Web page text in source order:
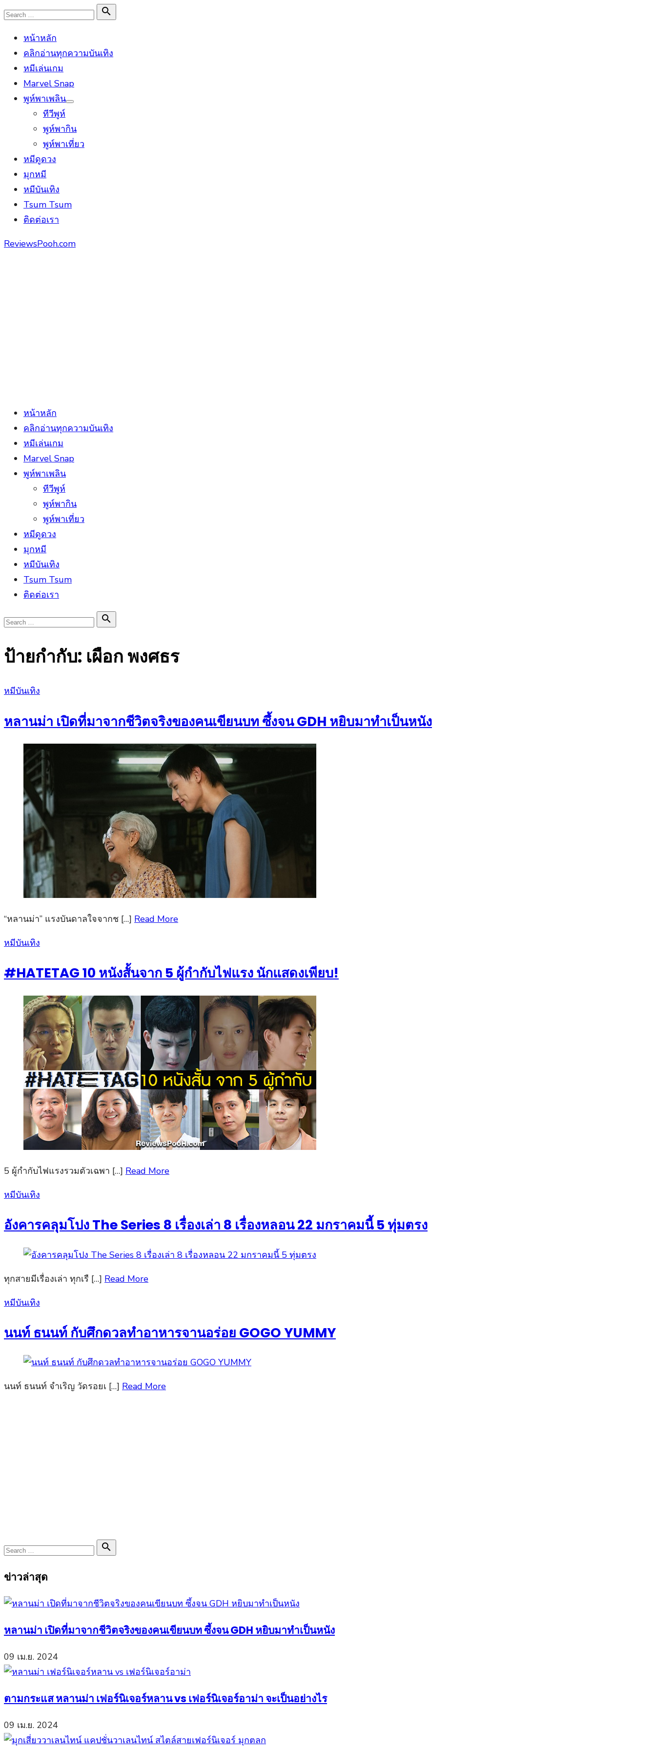
Skip
content
Search

Search
หน้าหลัก
คลิกอ่านทุกความบันเทิง
หมีเล่นเกม
Marvel Snap
พูห์พาเพลิน
Show
ทีวีพูห์
พูห์พากิน
พูห์พาเที่ยว
หมีดูดวง
มุกหมี
หมีบันเทิง
Tsum Tsum
ติดต่อเรา
ReviewsPooh.com
หน้าหลัก
คลิกอ่านทุกความบันเทิง
หมีเล่นเกม
Marvel Snap
พูห์พาเพลิน
ทีวีพูห์
พูห์พากิน
พูห์พาเที่ยว
หมีดูดวง
มุกหมี
หมีบันเทิง
Tsum Tsum
ติดต่อเรา
Search

Search
ป้ายกำกับ: เผือก พงศธร
Posted
หมีบันเทิง
หลานม่า เปิดที่มาจากชีวิตจริงของคนเขียนบท ซึ้งจน GDH หยิบมาทำเป็นหนัง
“หลานม่า” แรงบันดาลใจจากช […] Read More
Posted
หมีบันเทิง
#HATETAG 10 หนังสั้นจาก 5 ผู้กำกับไฟแรง นักแสดงเพียบ!
5 ผู้กำกับไฟแรงรวมตัวเฉพา […] Read More
Posted
หมีบันเทิง
อังคารคลุมโปง The Series 8 เรื่องเล่า 8 เรื่องหลอน 22 มกราคมนี้ 5 ทุ่มตรง
ทุกสายมีเรื่องเล่า ทุกเรื […] Read More
Posted
หมีบันเทิง
นนท์ ธนนท์ กับศึกดวลทำอาหารจานอร่อย GOGO YUMMY
นนท์ ธนนท์ จำเริญ วัดรอยเ […] Read More
Search

Search
ข่าวล่าสุด
หลานม่า เปิดที่มาจากชีวิตจริงของคนเขียนบท ซึ้งจน GDH หยิบมาทำเป็นหนัง
09 เม.ย. 2024
ตามกระแส หลานม่า เฟอร์นิเจอร์หลาน vs เฟอร์นิเจอร์อาม่า จะเป็นอย่างไร
09 เม.ย. 2024